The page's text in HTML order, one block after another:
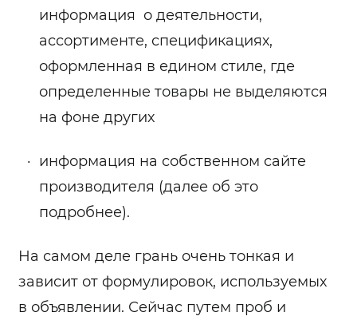
информация о деятельности,
ассортименте, спецификациях,
оформленная в едином стиле, где
определенные товары не выделяются
на фоне других
информация на собственном сайте
производителя (далее об это
подробнее).
На самом деле грань очень тонкая и
зависит от формулировок, используемых
в объявлении. Сейчас путем проб и